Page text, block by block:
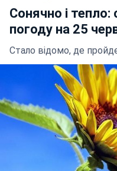
Сонячно і тепло:
погоду на 25
Стало відомо, де